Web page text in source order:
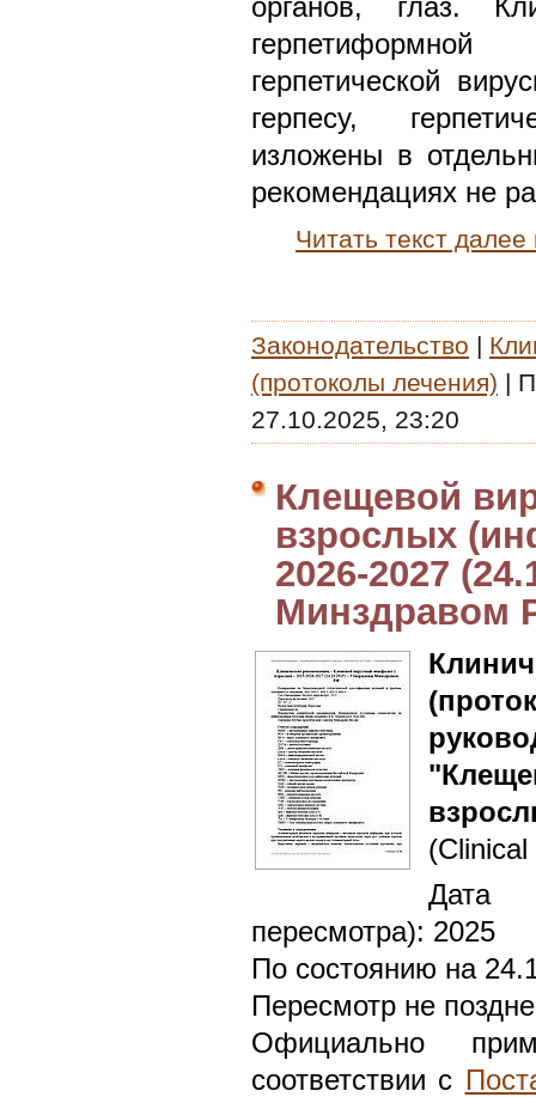
органов, глаз.
герпетической
герпесу,
изложены в
рекомендациях не
Читать текст
Законодательство |
(протоколы лечения) |
27.10.2025, 23:20
Клещевой
взрослых
2026-2027
Минздравом
Дата
пересмотра): 2025
По состоянию на
Пересмотр не
Официально
соответствии с